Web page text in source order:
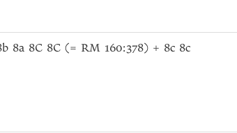
8a 8C 8C (= RM 160:378) + 8c 8c